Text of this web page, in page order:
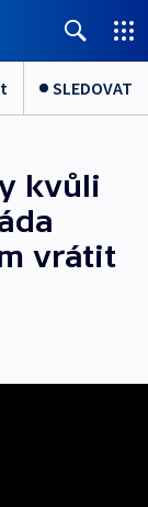
SLEDOVAT
kvůli
vrátit